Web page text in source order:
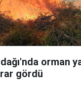
orman
gördü